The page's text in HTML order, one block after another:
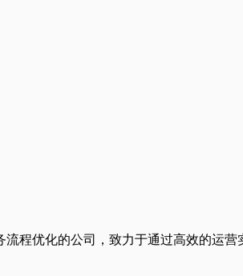
流程优化的公司，致力于通过高效的运营